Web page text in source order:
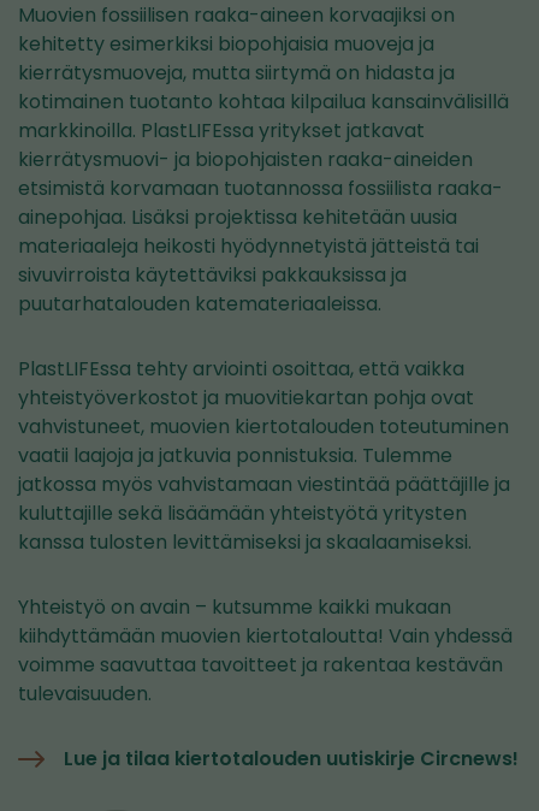
Muovien fossiilisen raaka-aineen korvaajiksi on
kehitetty esimerkiksi biopohjaisia muoveja ja
kierrätysmuoveja, mutta siirtymä on hidasta ja
kotimainen tuotanto kohtaa kilpailua kansainvälisillä
markkinoilla. PlastLIFEssa yritykset jatkavat
kierrätysmuovi- ja biopohjaisten raaka-aineiden
etsimistä korvamaan tuotannossa fossiilista raaka-
ainepohjaa. Lisäksi projektissa kehitetään uusia
materiaaleja heikosti hyödynnetyistä jätteistä tai
sivuvirroista käytettäviksi pakkauksissa ja
puutarhatalouden katemateriaaleissa.
PlastLIFEssa tehty arviointi osoittaa, että vaikka
yhteistyöverkostot ja muovitiekartan pohja ovat
vahvistuneet, muovien kiertotalouden toteutuminen
vaatii laajoja ja jatkuvia ponnistuksia. Tulemme
jatkossa myös vahvistamaan viestintää päättäjille ja
kuluttajille sekä lisäämään yhteistyötä yritysten
kanssa tulosten levittämiseksi ja skaalaamiseksi.
Yhteistyö on avain – kutsumme kaikki mukaan
kiihdyttämään muovien kiertotaloutta! Vain yhdessä
voimme saavuttaa tavoitteet ja rakentaa kestävän
tulevaisuuden.
Lue ja tilaa kiertotalouden uutiskirje Circnews!